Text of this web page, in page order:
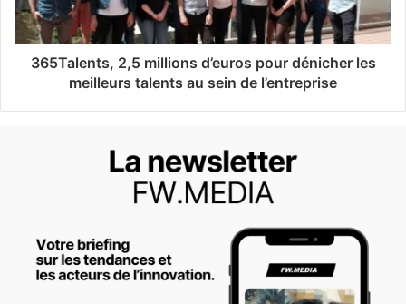
365Talents, 2,5 millions d’euros pour dénicher les
meilleurs talents au sein de l’entreprise